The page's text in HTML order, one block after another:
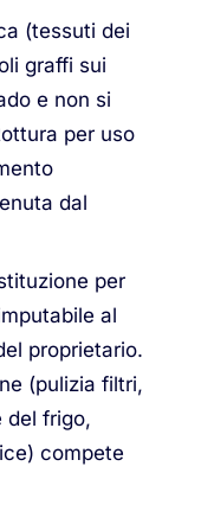
(tessuti dei
graffi sui
e non si
per uso
dal
per
al
proprietario.
(pulizia filtri,
del frigo,
compete